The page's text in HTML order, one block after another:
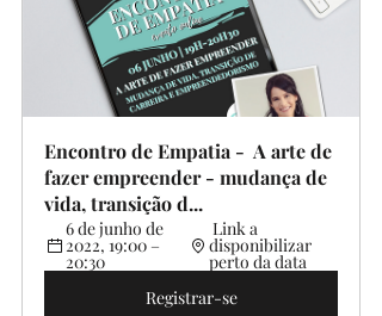
Encontro de Empatia -  A arte de
fazer empreender - mudança de
vida, transição d...
6 de junho de
2022, 19:00 –
20:30
disponibilizar
perto da data
Registrar-se